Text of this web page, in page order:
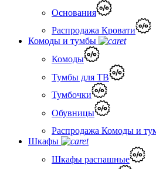
Основания
Распродажа Кровати
Комоды и тумбы
Комоды
Тумбы для ТВ
Тумбочки
Обувницы
Распродажа Комоды и
Шкафы
Шкафы распашные